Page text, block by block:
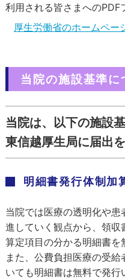
利用される皆さまへのPDF
厚生労働省のホームペー
当院の施設基準に
当院は、以下の施設
東信越厚生局に届出
明細書発行体制加
当院では医療の透明化や
進していく観点から、領
算定項目の分かる明細書を
また、公費負担医療の受
いても明細書は無料で発行